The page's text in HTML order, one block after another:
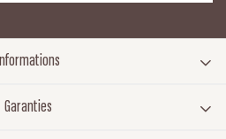
Informations
Garanties